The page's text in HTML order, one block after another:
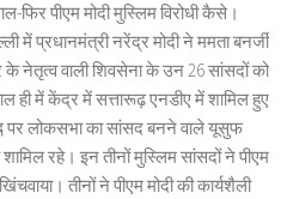
फिर पीएम मोदी मुस्लिम विरोधी कैसे।
में प्रधानमंत्री नरेंद्र मोदी ने ममता बनर्जी
नेतृत्व वाली शिवसेना के उन 26 सांसदों को
ही में केंद्र में सत्तारूढ़ एनडीए में शामिल हुए
पर लोकसभा का सांसद बनने वाले यूसुफ
रहे। इन तीनों मुस्लिम सांसदों ने पीएम
तीनों ने पीएम मोदी की कार्यशैली